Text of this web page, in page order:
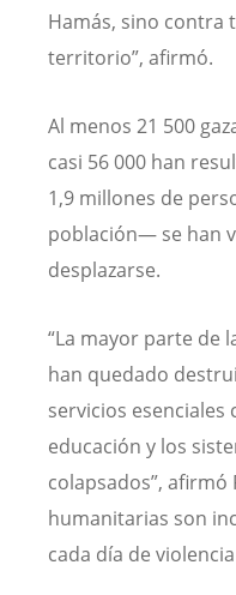
Hamás, sino contra
territorio”, afirmó.
Al menos 21 500
casi 56 000 han
1,9 millones de
población— se han
desplazarse.
“La mayor parte de
han quedado
servicios esenciales
educación y los
colapsados”, afirmó
humanitarias son
cada día de